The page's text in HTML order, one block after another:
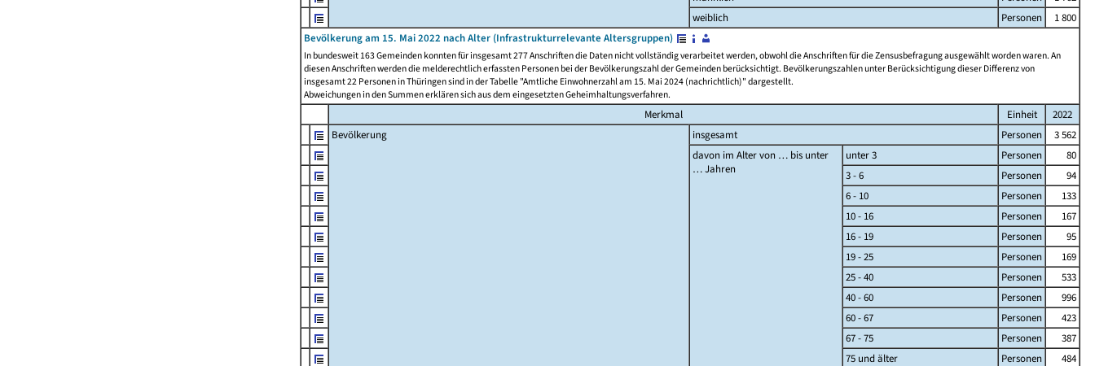
weiblich
Personen
1 800
Bevölkerung am 15. Mai 2022 nach Alter (Infrastrukturrelevante Altersgruppen)
In bundesweit 163 Gemeinden konnten für insgesamt 277 Anschriften die Daten nicht vollständig verarbeitet werden, obwohl die Anschriften für die Zensusbefragung ausgewählt worden waren. An
diesen Anschriften werden die melderechtlich erfassten Personen bei der Bevölkerungszahl der Gemeinden berücksichtigt. Bevölkerungszahlen unter Berücksichtigung dieser Differenz von
insgesamt 22 Personen in Thüringen sind in der Tabelle "Amtliche Einwohnerzahl am 15. Mai 2024 (nachrichtlich)" dargestellt.
Abweichungen in den Summen erklären sich aus dem eingesetzten Geheimhaltungsverfahren.
Merkmal Einheit
2022
Bevölkerung
insgesamt Personen
3 562
davon im Alter von … bis unter
… Jahren
unter 3 Personen
80
3 - 6
Personen
94
6 - 10
Personen
133
10 - 16
Personen
167
16 - 19
Personen
95
19 - 25
Personen
169
25 - 40
Personen
533
40 - 60
Personen
996
60 - 67
Personen
423
67 - 75
Personen
387
75 und älter
Personen
484